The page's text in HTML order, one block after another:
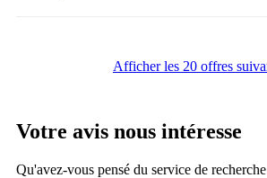
Afficher les 20 offres
Votre avis nous intéresse
Qu'avez-vous pensé du service de